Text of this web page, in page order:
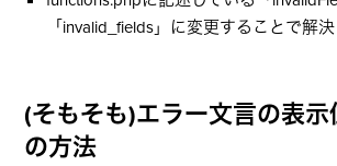
「invalid_fields」に変更することで解決
(そもそも)エラー文言の表
の方法